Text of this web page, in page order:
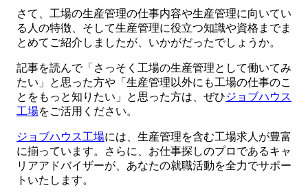
さて、工場の生産管理の仕事内容や生産管理に向いてい
る人の特徴、そして生産管理に役立つ知識や資格までま
とめてご紹介しましたが、いかがだったでしょうか。
記事を読んで「さっそく工場の生産管理として働いてみ
たい」と思った方や「生産管理以外にも工場の仕事のこ
とをもっと知りたい」と思った方は、ぜひジョブハウス
工場をご活用ください。
ジョブハウス工場には、生産管理を含む工場求人が豊富
に揃っています。さらに、お仕事探しのプロであるキャ
リアアドバイザーが、あなたの就職活動を全力でサポー
トいたします。